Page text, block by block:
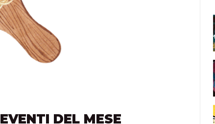
DEL MESE